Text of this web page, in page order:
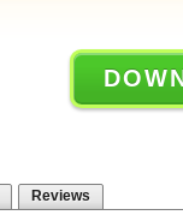
Reviews